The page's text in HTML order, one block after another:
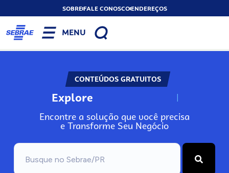
SOBREFALE CONOSCOENDEREÇOS
MENU
CONTEÚDOS GRATUITOS
Explore N
Encontre a solução que você precisa
e Transforme Seu Negócio